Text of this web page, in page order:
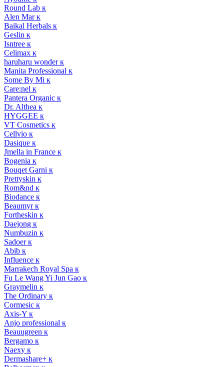
Round Lab к
Alen Mar к
Baikal Herbals к
Geslin к
Isntree к
Celimax к
haruharu wonder к
Manita Professional к
Some By Mi к
Care:nel к
Pantera Organic к
Dr. Althea к
HYGGEE к
VT Cosmetics к
Cellvio к
Dasique к
Jmella in France к
Bogenia к
Bouqet Garni к
Prettyskin к
Rom&nd к
Biodance к
Beaumyr к
Fortheskin к
Daejong к
Numbuzin к
Sadoer к
Abib к
Influence к
Marrakech Royal Spa к
Fu Le Wang Yi Jun Gao к
Graymelin к
The Ordinary к
Cormesic к
Axis-Y к
Anjo professional к
Beauugreen к
Bergamo к
Naexy к
Dermashare+ к